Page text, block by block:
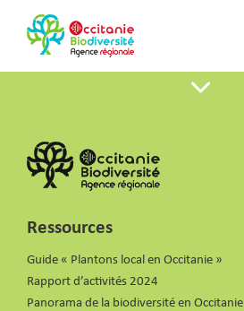
Ressources
Guide « Plantons local en Occitanie »
Rapport d’activités 2024
Panorama de la biodiversité en Occitanie